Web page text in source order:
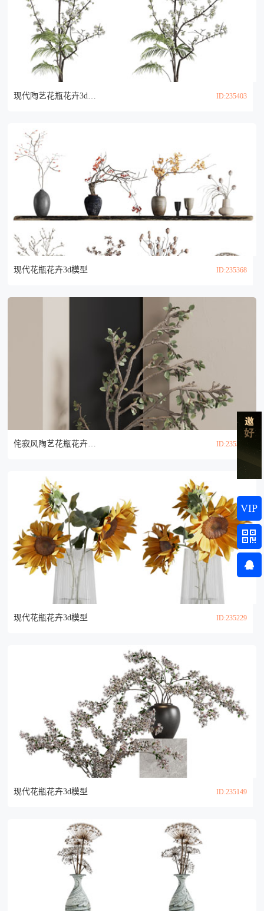
现代陶艺花瓶花卉3d模型 ID:235403
现代花瓶花卉3d模型 ID:235368
侘寂风陶艺花瓶花卉3d模型 ID:235332
现代花瓶花卉3d模型 ID:235229
现代花瓶花卉3d模型 ID:235149
VIP